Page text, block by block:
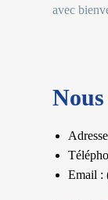
avec
Email :